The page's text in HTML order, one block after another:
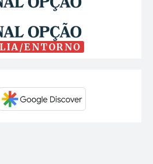
ENTORNO